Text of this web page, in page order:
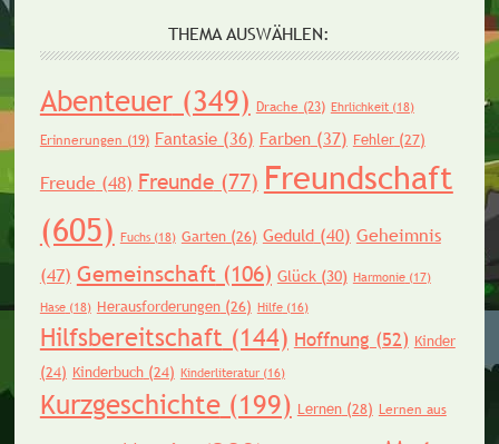
THEMA AUSWÄHLEN:
Abenteuer(349) Drache (23) Ehrlichkeit(18)
Erinnerungen (19) Fantasie(36) Farben(37) Fehler(27)
Freude(48) Freunde(77) Freundschaft
(605) Fuchs(18) Garten(26) Geduld(40) Geheimnis
(47) Gemeinschaft(106) Glück(30) Harmonie(17)
Hase(18) Herausforderungen(26) Hilfe(16)
Hilfsbereitschaft (144) Hoffnung (52) Kinder
(24) Kinderbuch(24) Kinderliteratur(16)
Kurzgeschichte(199) Lernen(28) Lernen aus